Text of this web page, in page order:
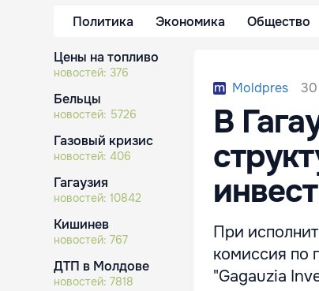
Политика Экономика Общество
Цены на топливо
новостей: 376
Бельцы
новостей: 5726
Газовый кризис
новостей: 406
Гагаузия
новостей: 10842
Кишинев
новостей: 767
ДТП в Молдове
новостей: 7818
Moldpres 30
В
При
комиссия по
"Gagauzia